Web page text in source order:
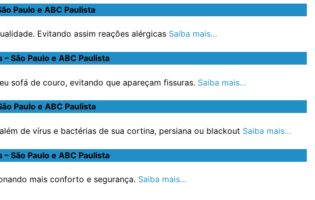
Paulo e ABC Paulista
Evitando assim reações alérgicas Saiba mais…
São Paulo e ABC Paulista
sofá de couro, evitando que apareçam fissuras. Saiba mais…
Paulo e ABC Paulista
de vírus e bactérias de sua cortina, persiana ou blackout Saiba mais…
São Paulo e ABC Paulista
mais conforto e segurança. Saiba mais…